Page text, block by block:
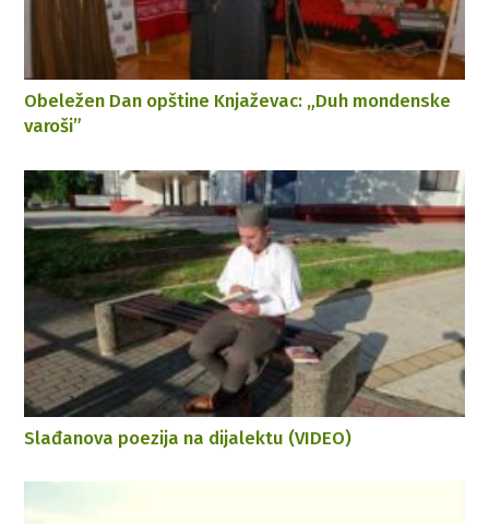
Obeležen Dan opštine Knjaževac: „Duh mondenske
varoši”
Slađanova poezija na dijalektu (VIDEO)